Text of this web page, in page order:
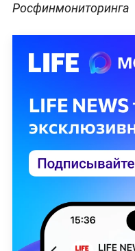
Росфинмониторинга